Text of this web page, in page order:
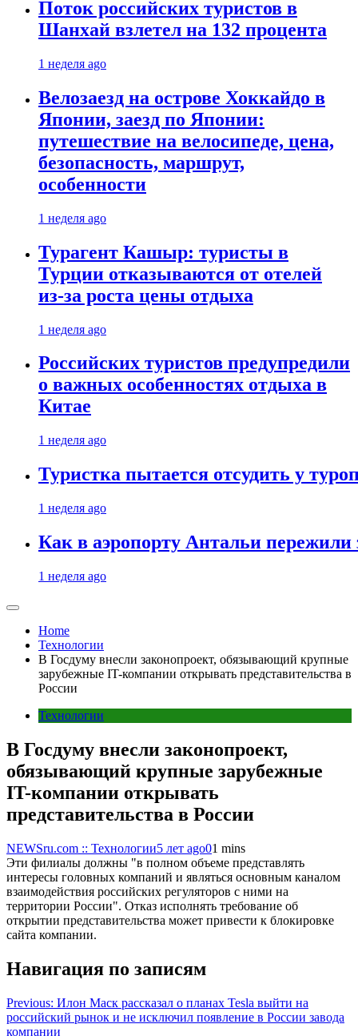
Поток российских туристов в
Шанхай взлетел на 132 процента
1 неделя ago
Велозаезд на острове Хоккайдо в
Японии, заезд по Японии:
путешествие на велосипеде, цена,
безопасность, маршрут,
особенности
1 неделя ago
Турагент Кашыр: туристы в
Турции отказываются от отелей
из-за роста цены отдыха
1 неделя ago
Российских туристов предупредили
о важных особенностях отдыха в
Китае
1 неделя ago
Туристка пытается отсудить у
1 неделя ago
Как в аэропорту Антальи
1 неделя ago
Home
Технологии
В Госдуму внесли законопроект, обязывающий крупные
зарубежные IT-компании открывать представительства в
России
Технологии
В Госдуму внесли законопроект,
обязывающий крупные зарубежные
IT-компании открывать
представительства в России
NEWSru.com :: Технологии5 лет ago01 mins
Эти филиалы должны "в полном объеме представлять
интересы головных компаний и являться основным каналом
взаимодействия российских регуляторов с ними на
территории России". Отказ исполнять требование об
открытии представительства может привести к блокировке
сайта компании.
Навигация по записям
Previous: Илон Маск рассказал о планах Tesla выйти на
российский рынок и не исключил появление в России завода
компании